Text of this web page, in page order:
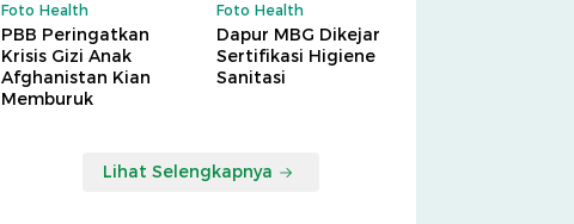
Foto Health
PBB Peringatkan
Krisis Gizi Anak
Afghanistan Kian
Memburuk
Foto Health
Dapur MBG Dikejar
Sertifikasi Higiene
Sanitasi
Lihat Selengkapnya